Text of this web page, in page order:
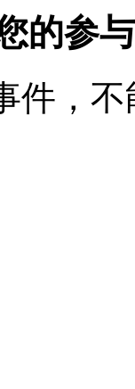
的参
件，